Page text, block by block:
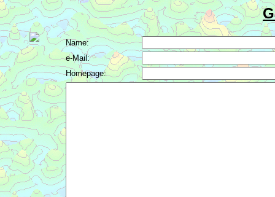
Name:
e-Mail:
Homepage: